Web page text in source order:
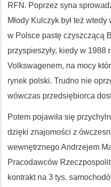
RFN. Poprzez syna
Młody Kulczyk był też
w Polsce pastę czyszczącą
przyspieszyły, kiedy w 1988
Volkswagenem, na mocy
rynek polski. Trudno nie
wówczas przedsiębiorca
Potem pojawiła się
dzięki znajomości z
wewnętrznego Andrzejem
Pracodawców
kontrakt na 3 tys.